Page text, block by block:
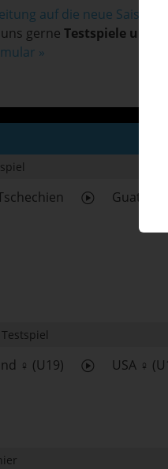
auf die neue Saison
gerne Testspiele und
»
Guatemala
Testspiel
♀ (U19) USA ♀